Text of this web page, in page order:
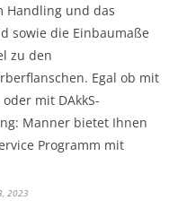
Handling und das
sowie die Einbaumaße
zu den
Egal ob mit
mit DAkkS-
Manner bietet Ihnen
Programm mit
2023